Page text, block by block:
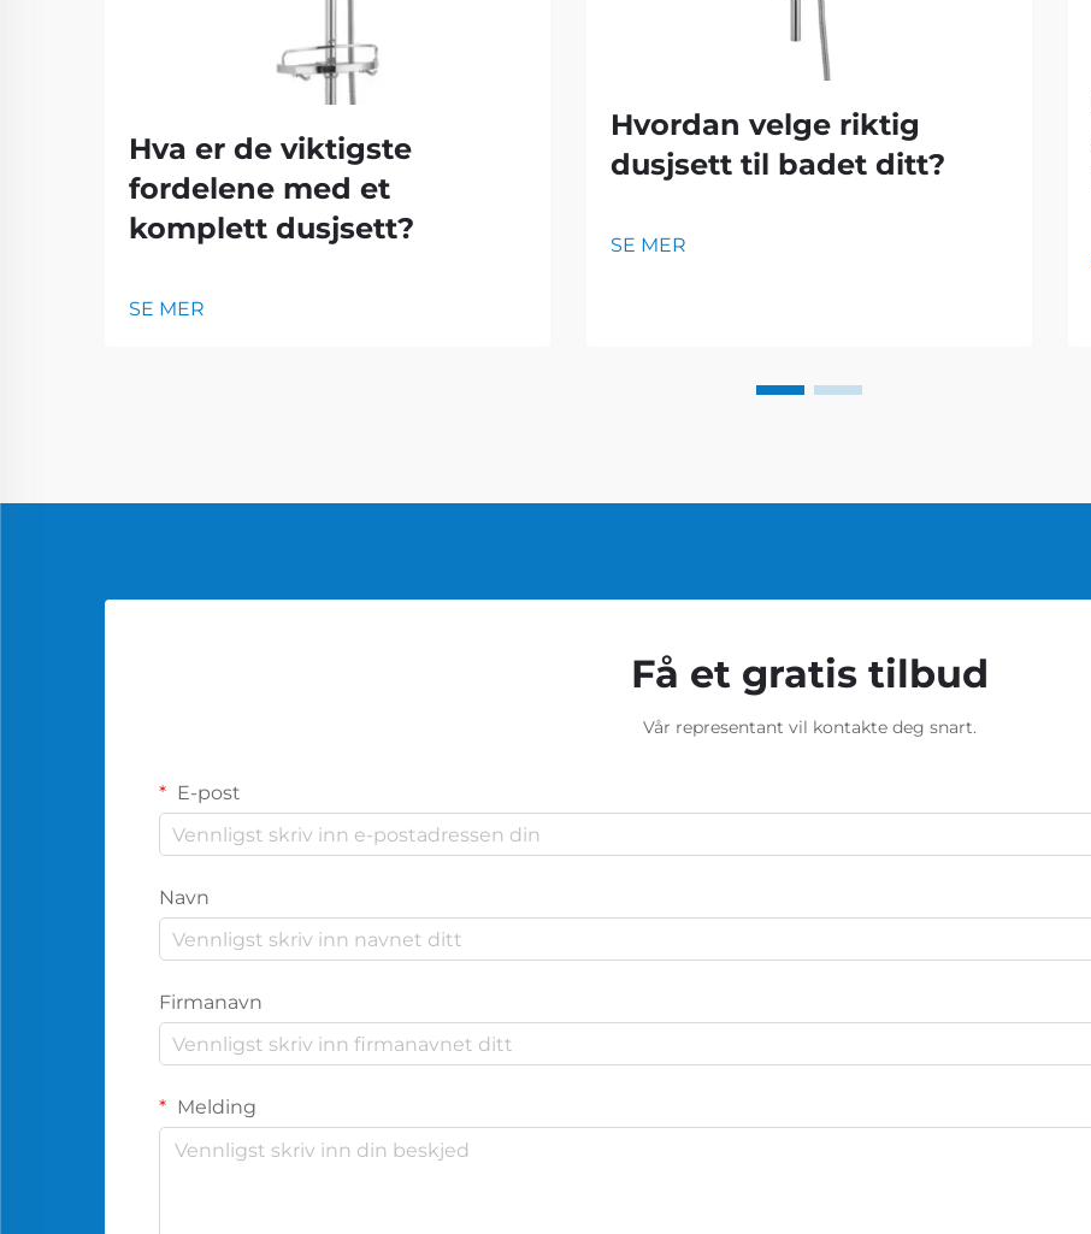
Hva er de viktigste
fordelene med et
komplett dusjsett?
SE MER
Hvordan velge riktig
dusjsett til badet ditt?
SE MER
Få et gratis tilbud
Vår representant vil kontakte deg snart.
E-post
Navn
Firmanavn
Melding